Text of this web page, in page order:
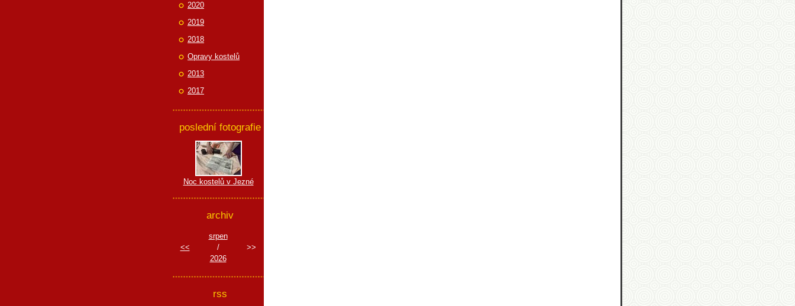
2020
2019
2018
Opravy kostelů
2013
2017
poslední fotografie
Noc kostelů v Jezné
archiv
<<
srpen
/
2026
>>
rss